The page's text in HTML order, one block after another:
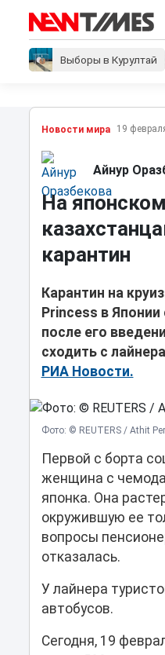
Выборы в Курултай
Новости мира 19
Айнур
На
карантин
Карантин на
Princess в Японии
после его
сходить с
РИА Новости.
Фото: © REUTERS / Athit
Первой с борта
женщина с
японка. Она
окружившую ее
вопросы
отказалась.
У лайнера
автобусов.
Сегодня, 19